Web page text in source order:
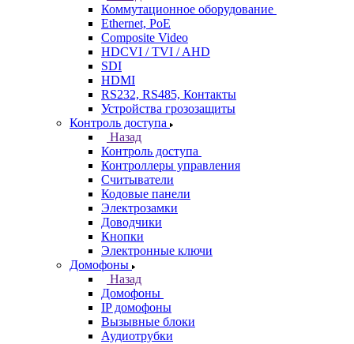
Коммутационное оборудование
Ethernet, PoE
Composite Video
HDCVI / TVI / AHD
SDI
HDMI
RS232, RS485, Контакты
Устройства грозозащиты
Контроль доступа
Назад
Контроль доступа
Контроллеры управления
Считыватели
Кодовые панели
Электрозамки
Доводчики
Кнопки
Электронные ключи
Домофоны
Назад
Домофоны
IP домофоны
Вызывные блоки
Аудиотрубки